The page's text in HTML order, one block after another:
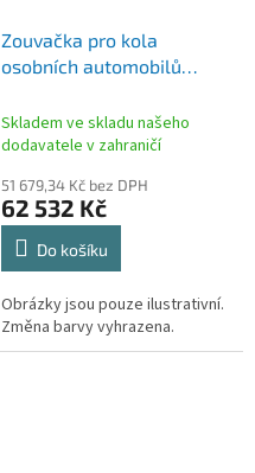
Zouvačka pro kola
osobních automobilů
Skladem ve skladu našeho
dodavatele v zahraničí
51 679,34 Kč bez DPH
62 532 Kč
Do košíku
Obrázky jsou pouze ilustrativní.
Změna barvy vyhrazena.